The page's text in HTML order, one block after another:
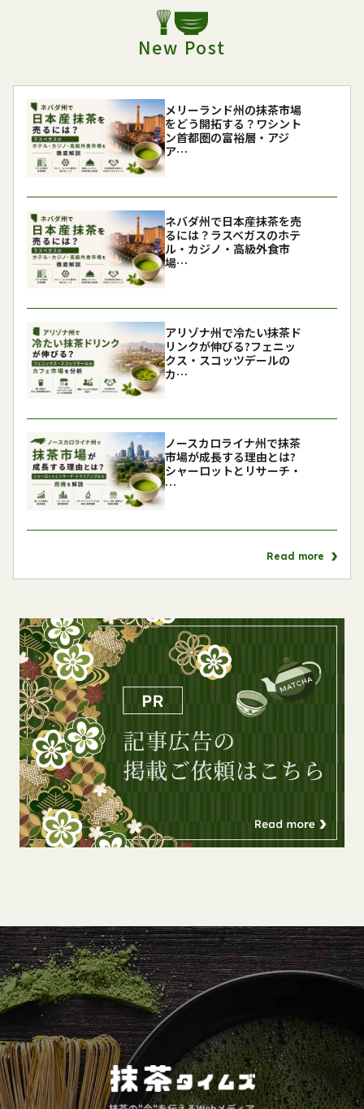
New Post
メリーランド州の抹茶市場
をどう開拓する？ワシント
ン首都圏の富裕層・アジ
ア…
ネバダ州で日本産抹茶を売
るには？ラスベガスのホテ
ル・カジノ・高級外食市
場…
アリゾナ州で冷たい抹茶ド
リンクが伸びる?フェニッ
クス・スコッツデールの
カ…
ノースカロライナ州で抹茶
市場が成長する理由とは?
シャーロットとリサーチ・
…
Read more